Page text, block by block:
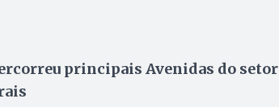
principais Avenidas do setor